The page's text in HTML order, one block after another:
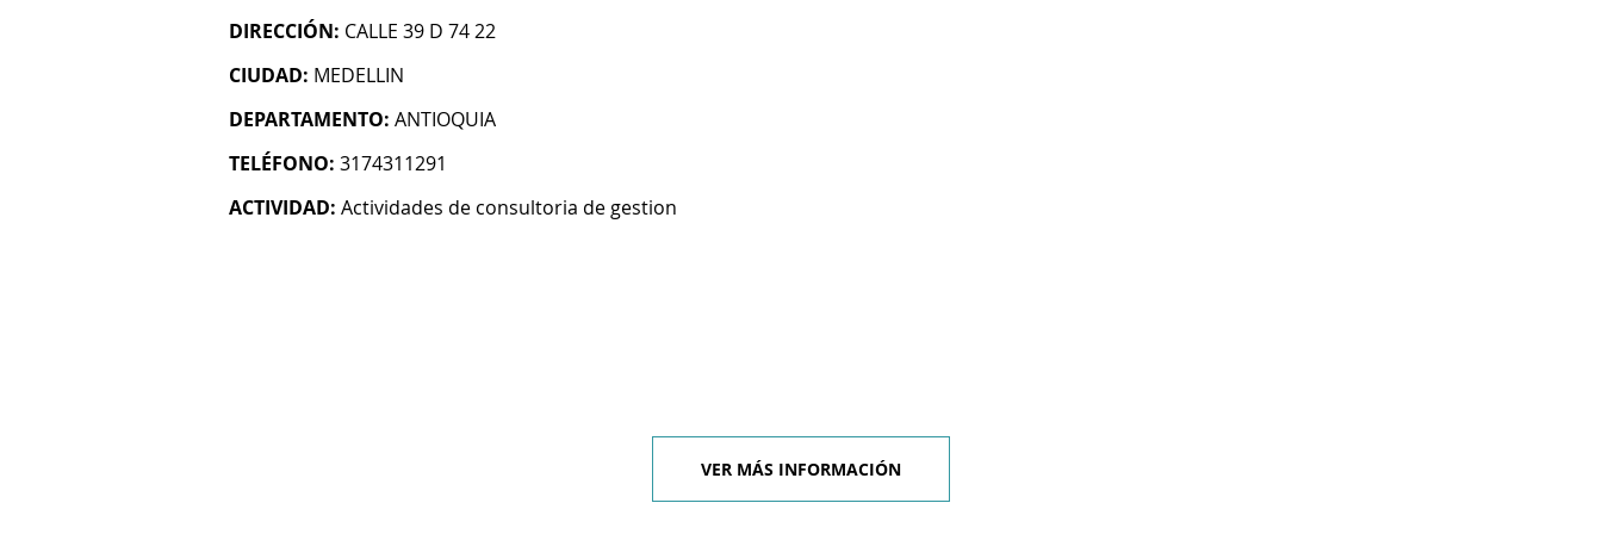
DIRECCIÓN: CALLE 39 D 74 22
CIUDAD: MEDELLIN
DEPARTAMENTO: ANTIOQUIA
TELÉFONO: 3174311291
ACTIVIDAD: Actividades de consultoria de gestion
VER MÁS INFORMACIÓN